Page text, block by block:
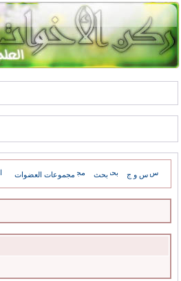
س و ج بحث مجموعات العضوات